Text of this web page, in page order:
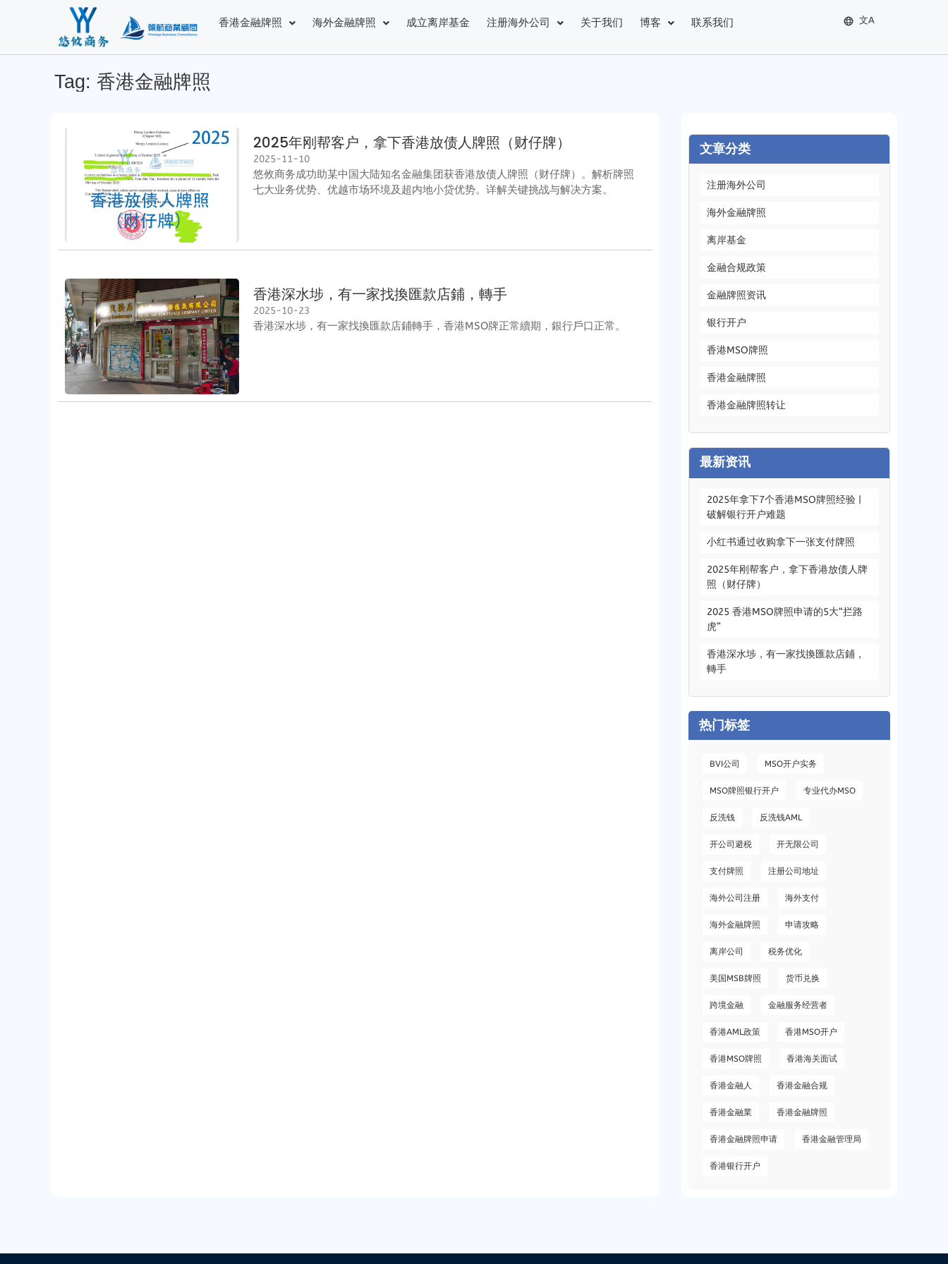
香港金融牌照 海外金融牌照 成立离岸基金 注册海外公司 关于我们 博客 联系我们 文A
简体中文
Tag: 香港金融牌照
2025年刚帮客户 ， 拿下香港放债人牌照（财仔牌）
2025-11-10
悠攸商务成功助某中国大陆知名金融集团获香港放债人牌照（财仔牌） 。 解析牌照
七大业务优势、 优越市场环境及超内地小贷优势。 详解关键挑战与解决方案。
香港深水埗， 有一家找換匯款店鋪， 轉手
2025-10-23
香港深水埗， 有一家找換匯款店鋪轉手， 香港MSO牌正常續期 ， 銀行戶口正常。
文章分类
注册海外公司
海外金融牌照
离岸基金
金融合规政策
金融牌照资讯
银行开户
香港MSO牌照
香港金融牌照
香港金融牌照转让
最新资讯
2025年拿下7个香港MSO牌照经验 |
破解银行开户难题
小红书通过收购拿下一张支付牌照
2025年刚帮客户 ，拿下香港放债人牌
照（财仔牌）
2025香港MSO牌照申请的5大“拦路
虎”
香港深水埗 ，有一家找換匯款店鋪 ，
轉手
热门标签
BVI公司 MSO开户实务
MSO牌照银行开户 专业代办MSO
反洗钱 反洗钱AML
开公司避税 开无限公司
支付牌照 注册公司地址
海外公司注册 海外支付
海外金融牌照 申请攻略
离岸公司 税务优化
美国MSB牌照 货币兑换
跨境金融 金融服务经营者
香港AML政策 香港MSO开户
香港MSO牌照 香港海关面试
香港金融人 香港金融合规
香港金融業 香港金融牌照
香港金融牌照申请 香港金融管理局
香港银行开户